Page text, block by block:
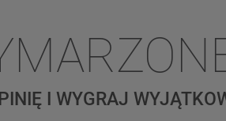
I WYGRAJ